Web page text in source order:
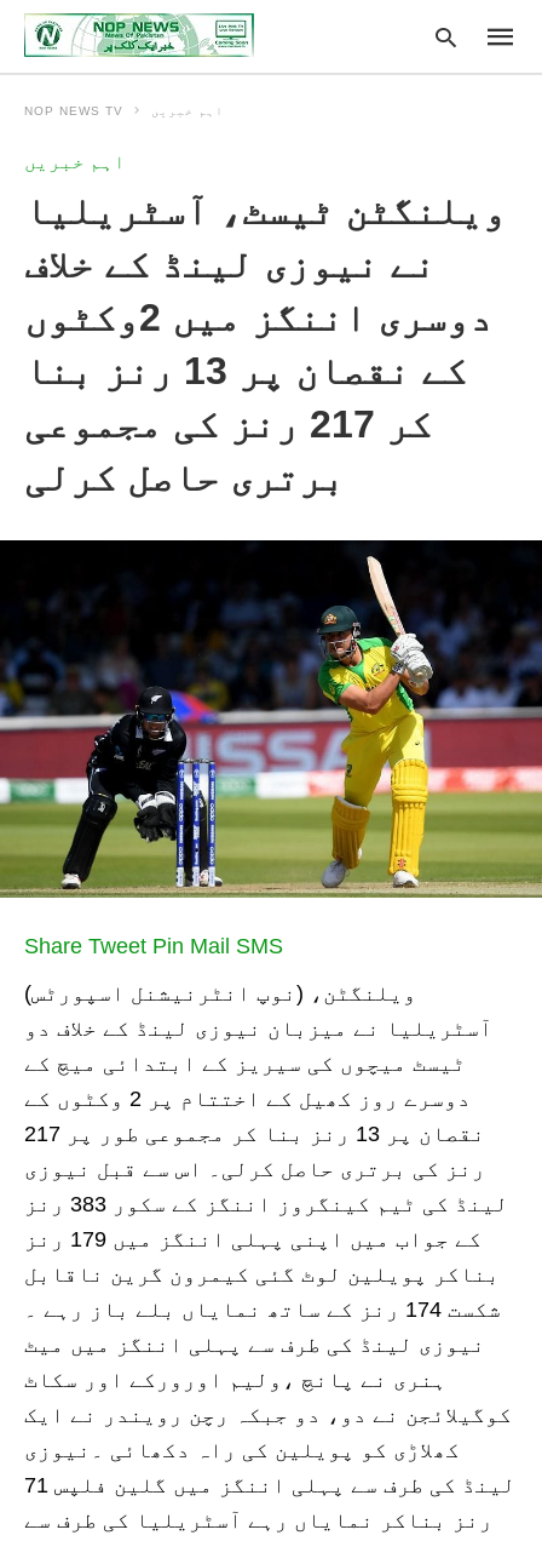
search
NOP NEWS TV اہم خبریں
اہم خبریں
ویلنگٹن ٹیسٹ، آسٹریلیا
نے نیوزی لینڈ کے خلاف
دوسری اننگز میں 2وکٹوں
کے نقصان پر 13 رنز بنا
کر 217 رنز کی مجموعی
برتری حاصل کرلی
Share Tweet Pin Mail SMS
ویلنگٹن، (نوپ انٹرنیشنل اسپورٹس)
آسٹریلیا نے میزبان نیوزی لینڈ کے خلاف دو
ٹیسٹ میچوں کی سیریز کے ابتدائی میچ کے
دوسرے روز کھیل کے اختتام پر 2 وکٹوں کے
نقصان پر 13 رنز بنا کر مجموعی طور پر 217
رنز کی برتری حاصل کرلی۔ اس سے قبل نیوزی
لینڈ کی ٹیم کینگروز اننگز کے سکور 383 رنز
کے جواب میں اپنی پہلی اننگز میں 179 رنز
بناکر پویلین لوٹ گئی کیمرون گرین ناقابل
شکست 174 رنز کے ساتھ نمایاں بلے باز رہے ۔
نیوزی لینڈ کی طرف سے پہلی اننگز میں میٹ
ہنری نے پانچ ،ولیم اورورکے اور سکاٹ
کوگیلائجن نے دو، دو جبکہ رچن رویندر نے ایک
کھلاڑی کو پویلین کی راہ دکھائی ۔نیوزی
لینڈ کی طرف سے پہلی اننگز میں گلین فلپس 71
رنز بناکر نمایاں رہے آسٹریلیا کی طرف سے